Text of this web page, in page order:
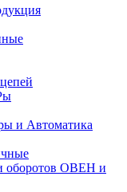
и Автоматика
оборотов ОВЕН и